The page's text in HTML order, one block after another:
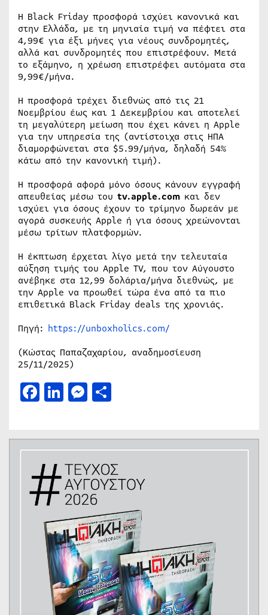
Η Black Friday προσφορά ισχύει κανονικά και
στην Ελλάδα, με τη μηνιαία τιμή να πέφτει στα
4,99€ για έξι μήνες για νέους συνδρομητές,
αλλά και συνδρομητές που επιστρέφουν. Μετά
το εξάμηνο, η χρέωση επιστρέφει αυτόματα στα
9,99€/μήνα.
Η προσφορά τρέχει διεθνώς από τις 21
Νοεμβρίου έως και 1 Δεκεμβρίου και αποτελεί
τη μεγαλύτερη μείωση που έχει κάνει η Apple
για την υπηρεσία της (αντίστοιχα στις ΗΠΑ
διαμορφώνεται στα $5.99/μήνα, δηλαδή 54%
κάτω από την κανονική τιμή).
Η προσφορά αφορά μόνο όσους κάνουν εγγραφή
απευθείας μέσω του tv.apple.com και δεν
ισχύει για όσους έχουν το τρίμηνο δωρεάν με
αγορά συσκευής Apple ή για όσους χρεώνονται
μέσω τρίτων πλατφορμών.
Η έκπτωση έρχεται λίγο μετά την τελευταία
αύξηση τιμής του Apple TV, που τον Αύγουστο
ανέβηκε στα 12,99 δολάρια/μήνα διεθνώς, με
την Apple να προωθεί τώρα ένα από τα πιο
επιθετικά Black Friday deals της χρονιάς.
Πηγή: https://unboxholics.com/
(Κώστας Παπαζαχαρίου, αναδημοσίευση
25/11/2025)
Facebook
LinkedIn
Messenger